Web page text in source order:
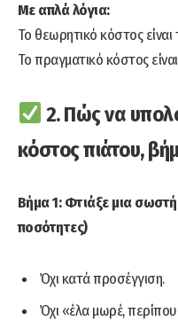
Με απλά λόγια:
Το θεωρητικό κόστος
Το πραγματικό κόστος
2. Πώς να
κόστος πιάτου,
Βήμα 1: Φτιάξε μια
ποσότητες)
Όχι κατά προσέγγιση.
Όχι «έλα μωρέ,